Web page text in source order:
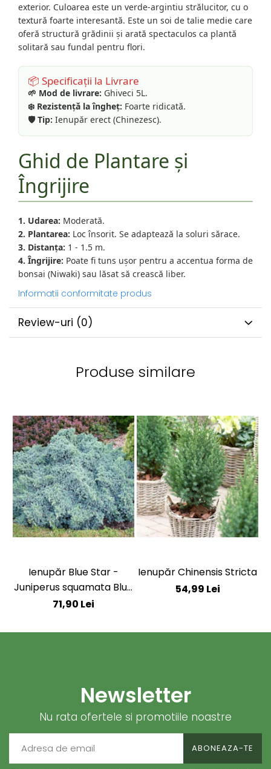
exterior. Culoarea este un verde-argintiu strălucitor, cu o
textură foarte interesantă. Este un soi de talie medie care
oferă structură grădinii și arată spectaculos ca plantă
solitară sau fundal pentru flori.
📦 Specificații la Livrare
🌱 Mod de livrare: Ghiveci 5L.
❄️ Rezistență la îngheț: Foarte ridicată.
🛡️ Tip: Ienupăr erect (Chinezesc).
Ghid de Plantare și
Îngrijire
1. Udarea: Moderată.
2. Plantarea: Loc însorit. Se adaptează la soluri sărace.
3. Distanța: 1 - 1.5 m.
4. Îngrijire: Poate fi tuns ușor pentru a accentua forma de
bonsai (Niwaki) sau lăsat să crească liber.
Informatii conformitate produs
Review-uri (0)
Produse similare
Ienupăr Blue Star -
Juniperus squamata Blue
Star
71,90 Lei
Ienupăr Chinensis Stricta
54,99 Lei
Newsletter
Nu rata ofertele si promotiile noastre